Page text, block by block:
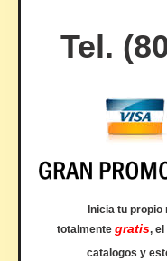
Tel.
Inicia tu
totalmente gratis,
catalogos y